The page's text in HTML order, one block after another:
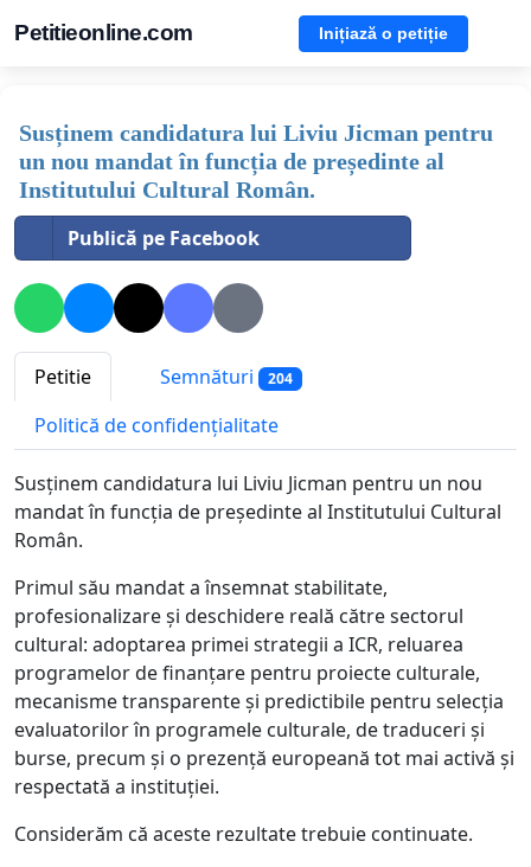
Petitieonline.com Inițiază o petiție
Susținem candidatura lui Liviu Jicman pentru
un nou mandat în funcția de președinte al
Institutului Cultural Român.
Publică pe Facebook
Petitie Semnături 204
Politică de confidențialitate
Susținem candidatura lui Liviu Jicman pentru un nou
mandat în funcția de președinte al Institutului Cultural
Român.
Primul său mandat a însemnat stabilitate,
profesionalizare și deschidere reală către sectorul
cultural: adoptarea primei strategii a ICR, reluarea
programelor de finanțare pentru proiecte culturale,
mecanisme transparente și predictibile pentru selecția
evaluatorilor în programele culturale, de traduceri și
burse, precum și o prezență europeană tot mai activă și
respectată a instituției.
Considerăm că aceste rezultate trebuie continuate.